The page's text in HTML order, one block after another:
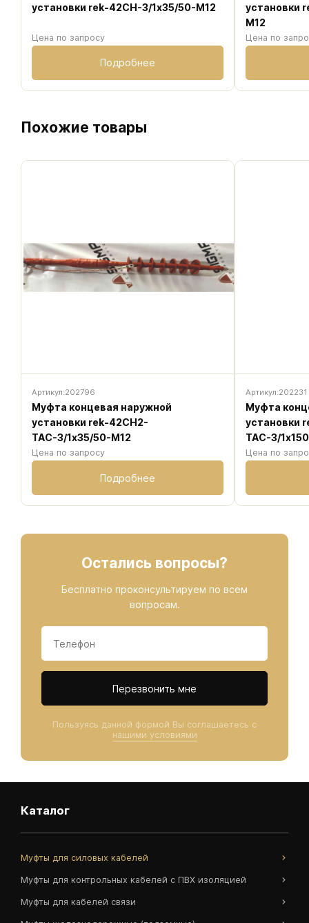
установки rek-42CH-3/1х35/50-M12
Цена по запросу
Подробнее
установки
M12
Цена по
Похожие товары
Артикул:202796
Муфта концевая наружной
установки rek-42CH2-
ТАС-3/1х35/50-M12
Цена по запросу
Подробнее
Артикул:202231
Муфта
установки
ТАС-3/
Цена по
Остались вопросы?
Бесплатно проконсультируем по всем
вопросам.
Данные
Перезвонить мне
Пользуясь данной формой Вы соглашаетесь с
нашими условиями
Каталог
Муфты для силовых кабелей
Муфты для контрольных кабелей с ПВХ изоляцией
Муфты для кабелей связи